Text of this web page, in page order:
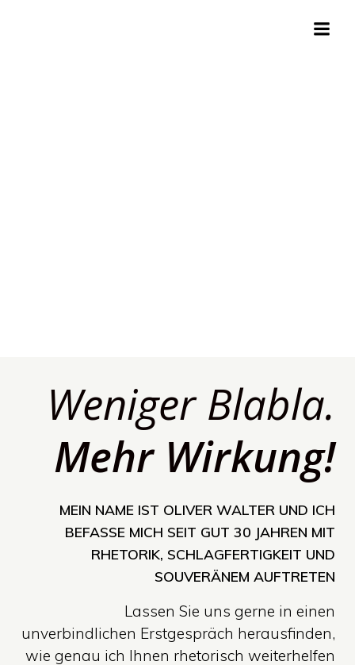
Weniger Blabla.
Mehr Wirkung!
MEIN NAME IST OLIVER WALTER UND ICH
BEFASSE MICH SEIT GUT 30 JAHREN MIT
RHETORIK, SCHLAGFERTIGKEIT UND
SOUVERÄNEM AUFTRETEN
Lassen Sie uns gerne in einen
unverbindlichen Erstgespräch herausfinden,
wie genau ich Ihnen rhetorisch weiterhelfen